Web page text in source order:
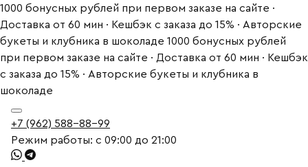
1000 бонусных рублей при первом заказе на сайте ·
Доставка от 60 мин · Кешбэк с заказа до 15% · Авторские
букеты и клубника в шоколаде 1000 бонусных рублей
при первом заказе на сайте · Доставка от 60 мин · Кешбэк
с заказа до 15% · Авторские букеты и клубника в
шоколаде
+7 (962) 588-88-99
Режим работы: с 09:00 до 21:00